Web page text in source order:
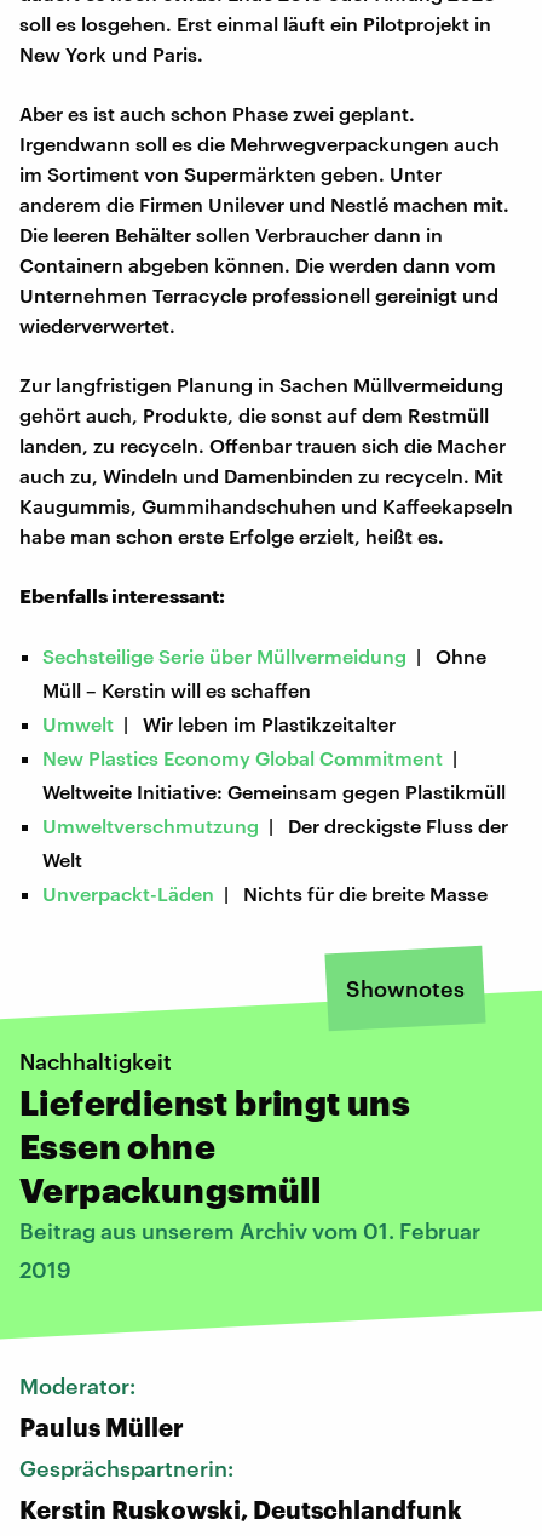
soll es losgehen. Erst einmal läuft ein Pilotprojekt in
New York und Paris.
Aber es ist auch schon Phase zwei geplant.
Irgendwann soll es die Mehrwegverpackungen auch
im Sortiment von Supermärkten geben. Unter
anderem die Firmen Unilever und Nestlé machen mit.
Die leeren Behälter sollen Verbraucher dann in
Containern abgeben können. Die werden dann vom
Unternehmen Terracycle professionell gereinigt und
wiederverwertet.
Zur langfristigen Planung in Sachen Müllvermeidung
gehört auch, Produkte, die sonst auf dem Restmüll
landen, zu recyceln. Offenbar trauen sich die Macher
auch zu, Windeln und Damenbinden zu recyceln. Mit
Kaugummis, Gummihandschuhen und Kaffeekapseln
habe man schon erste Erfolge erzielt, heißt es.
Ebenfalls interessant:
Sechsteilige Serie über Müllvermeidung | Ohne
Müll – Kerstin will es schaffen
Umwelt | Wir leben im Plastikzeitalter
New Plastics Economy Global Commitment |
Weltweite Initiative: Gemeinsam gegen Plastikmüll
Umweltverschmutzung | Der dreckigste Fluss der
Welt
Unverpackt-Läden | Nichts für die breite Masse
Shownotes
Nachhaltigkeit
Lieferdienst bringt uns
Essen ohne
Verpackungsmüll
Beitrag aus unserem Archiv vom 01. Februar
2019
Moderator:
Paulus Müller
Gesprächspartnerin:
Kerstin Ruskowski, Deutschlandfunk